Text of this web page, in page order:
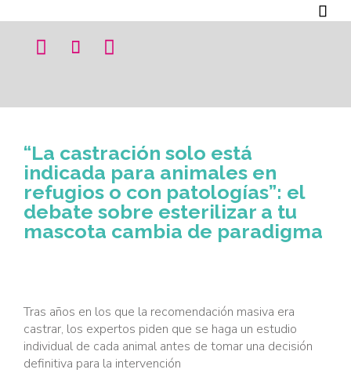

  
“La castración solo está
indicada para animales en
refugios o con patologías”: el
debate sobre esterilizar a tu
mascota cambia de paradigma
Tras años en los que la recomendación masiva era
castrar, los expertos piden que se haga un estudio
individual de cada animal antes de tomar una decisión
definitiva para la intervención